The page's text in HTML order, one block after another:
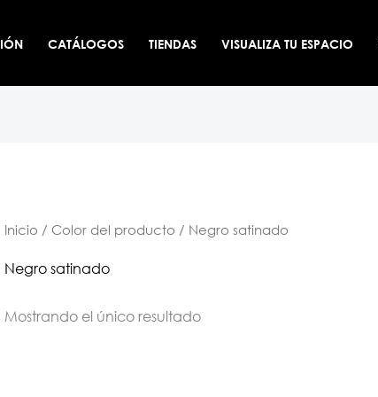
CATÁLOGOS TIENDAS VISUALIZA TU ESPACIO
Inicio / Color del producto / Negro satinado
Negro satinado
Mostrando el único resultado